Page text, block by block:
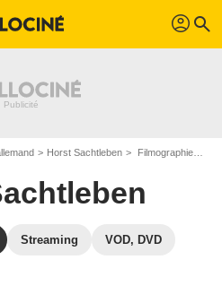
profil search
Horst Sachtleben Filmographie Horst Sachtleben
Streaming VOD, DVD